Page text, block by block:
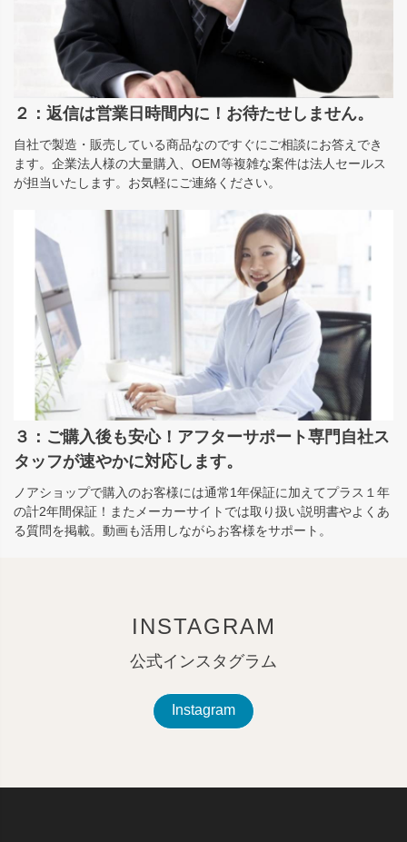
２：返信は営業日時間内に！お待たせしません。
自社で製造・販売している商品なのですぐにご相談にお答えでき
ます。企業法人様の大量購入、OEM等複雑な案件は法人セールス
が担当いたします。お気軽にご連絡ください。
３：ご購入後も安心！アフターサポート専門自社ス
タッフが速やかに対応します。
ノアショップで購入のお客様には通常1年保証に加えてプラス１年
の計2年間保証！またメーカーサイトでは取り扱い説明書やよくあ
る質問を掲載。動画も活用しながらお客様をサポート。
INSTAGRAM
公式インスタグラム
Instagram